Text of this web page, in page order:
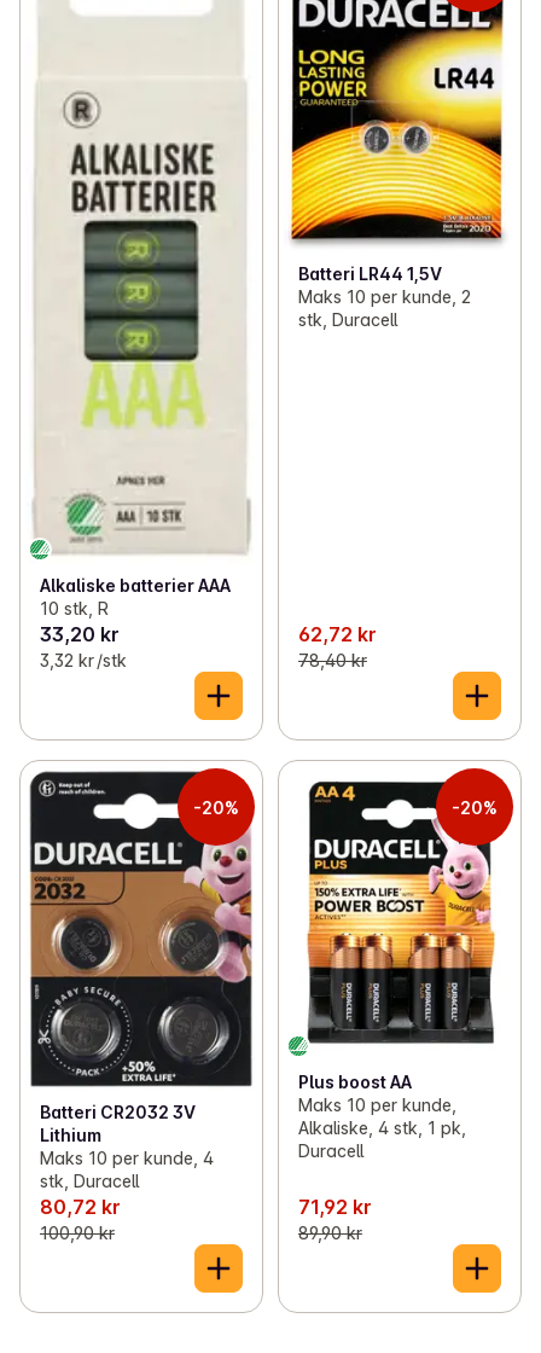
Alkaliske batterier AAA
10 stk, R
33,20 kr
3,32 kr /stk
Batteri LR44 1,5V
Maks 10 per kunde, 2
stk, Duracell
62,72 kr
78,40 kr
-20%
Batteri CR2032 3V
Lithium
Maks 10 per kunde, 4
stk, Duracell
80,72 kr
100,90 kr
-20%
Plus boost AA
Maks 10 per kunde,
Alkaliske, 4 stk, 1 pk,
Duracell
71,92 kr
89,90 kr